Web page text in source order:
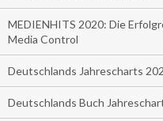
MEDIENHITS 2020: Die
Media Control
Deutschlands Jahrescharts
Deutschlands Buch